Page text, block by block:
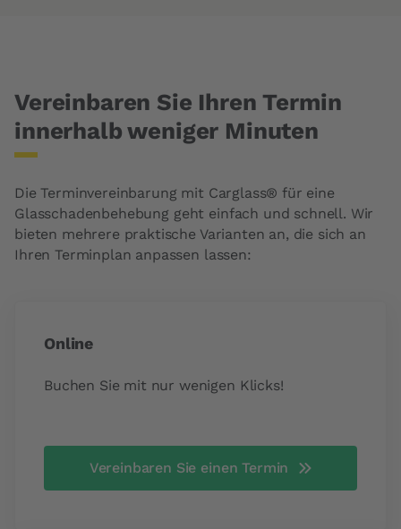
Vereinbaren Sie Ihren Termin
innerhalb weniger Minuten
Die Terminvereinbarung mit Carglass® für eine
Glasschadenbehebung geht einfach und schnell. Wir
bieten mehrere praktische Varianten an, die sich an
Ihren Terminplan anpassen lassen:
Online
Buchen Sie mit nur wenigen Klicks!
Vereinbaren Sie einen Termin